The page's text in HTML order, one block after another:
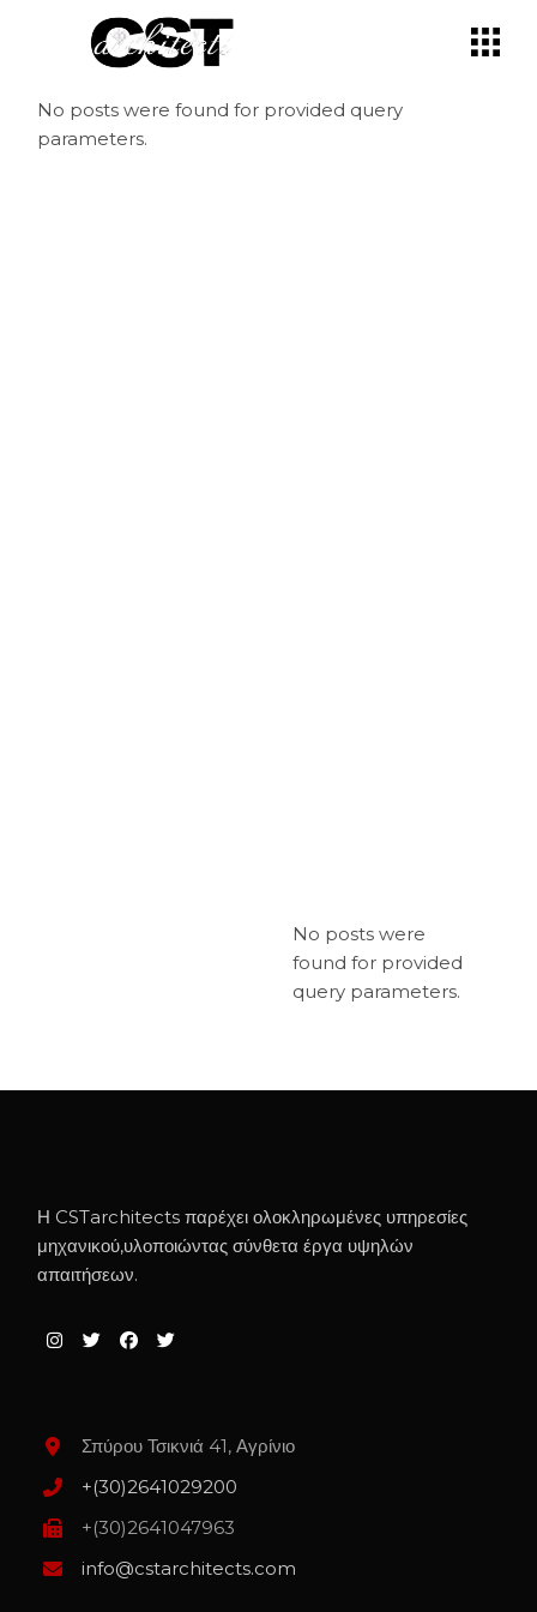
No posts were found for provided query
parameters.
No posts were
found for provided
query parameters.
Η CSTarchitects παρέχει ολοκληρωμένες υπηρεσίες
μηχανικού,υλοποιώντας σύνθετα έργα υψηλών
απαιτήσεων.
Σπύρου Τσικνιά 41, Αγρίνιο
+(30)2641029200
+(30)2641047963
info@cstarchitects.com